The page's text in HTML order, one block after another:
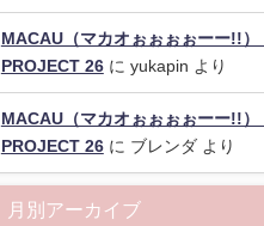
MACAU（マカオぉぉぉぉーー!!）
PROJECT 26に yukapin より
MACAU（マカオぉぉぉぉーー!!）
PROJECT 26に ブレンダより
月別アーカイブ